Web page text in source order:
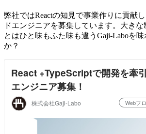
弊社ではReactの知見で事業作りに貢献
ドエンジニアを募集しています。大き
とはひと味もふた味も違うGaji-Laboを
か？